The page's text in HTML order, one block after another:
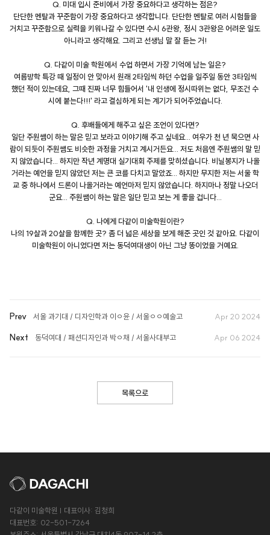
Q. 미대 입시 준비에서 가장 중요하다고 생각하는 점은?
단단한 멘탈과 꾸준함이 가장 중요하다고 생각합니다. 단단한 멘탈로 여러 시험들을
거치고 꾸준함으로 실력을 키워나갈 수 있다면 수시 6관왕, 정시 3관왕은 어려운 일도
아니라고 생각해요. 그리고 선생님 말 잘 듣는 거!
Q. 다같이 미술 학원에서 수업 하면서 가장 기억에 남는 일은?
여름방학 특강 때 일정이 안 맞아서 원래 2타임씩 하던 수업을 일주일 동안 3타임씩
했던 적이 있는데요, 그때 진짜 너무 힘들어서 '내 인생에 정시따위는 없다, 무조건 수
시에 붙는다!!!' 라고 결심하게 되는 계기가 되어주었습니다.
Q. 후배들에게 해주고 싶은 조언이 있다면?
일단 주원쌤이 하는 말은 믿고 보라고 이야기해 주고 싶네요... 여우가 천 년 묵으면 사
람이 되듯이 주원쌤도 비슷한 과정을 거치고 계시거든요... 저도 처음엔 주원쌤의 말 믿
지 않았습니다... 하지만 작년 계명대 실기대회 주제를 맞히셨습니다. 비닐봉지가 나올
거라는 예언을 믿지 않았던 저는 큰 코를 다치고 말았죠... 하지만 무지한 저는 서울 학
교 중 하나에서 드론이 나올거라는 예언마저 믿지 않았습니다. 하지마나 정말 나오더
군요... 주원쌤이 하는 말은 일단 믿고 보는 게 좋을 겁니다...
Q. 나에게 다같이 미술학원이란?
나의 19살과 20살을 함께한 곳? 좀 더 넓은 세상을 보게 해준 곳인 것 같아요. 다같이
미술학원이 아니었다면 저는 동덕여대생이 아닌 그냥 똥이었을 거예요.
Prev 서울 과기대 / 디자인학과 이ㅇ윤 / 서울ㅇㅇ예술고 Apr 20 2024
Next 동덕여대 / 패션디자인과 박ㅇ채 / 서울사대부고 Apr 06 2024
목록으로
다같이 미술학원 | 대표이사: 김청희
대표번호: 02-501-7264